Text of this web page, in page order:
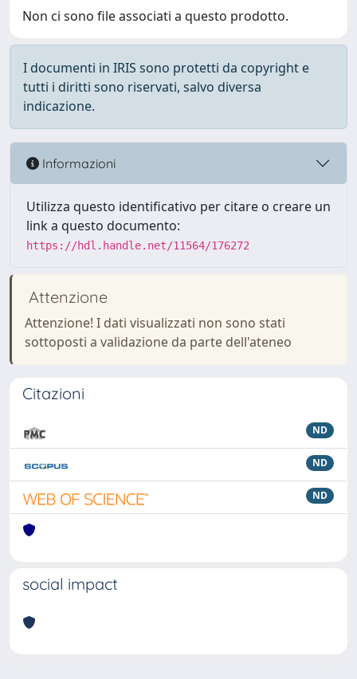
Non ci sono file associati a questo prodotto.
I documenti in IRIS sono protetti da copyright e
tutti i diritti sono riservati, salvo diversa
indicazione.
Informazioni
Utilizza questo identificativo per citare o creare un
link a questo documento:
https://hdl.handle.net/11564/176272
Attenzione
Attenzione! I dati visualizzati non sono stati
sottoposti a validazione da parte dell'ateneo
Citazioni
ND
ND
ND
social impact